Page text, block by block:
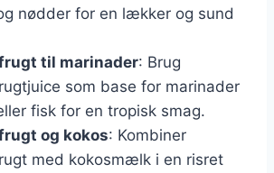
nødder for en lækker og sund
til marinader: Brug
som base for marinader
fisk for en tropisk smag.
og kokos: Kombiner
med kokosmælk i en risret